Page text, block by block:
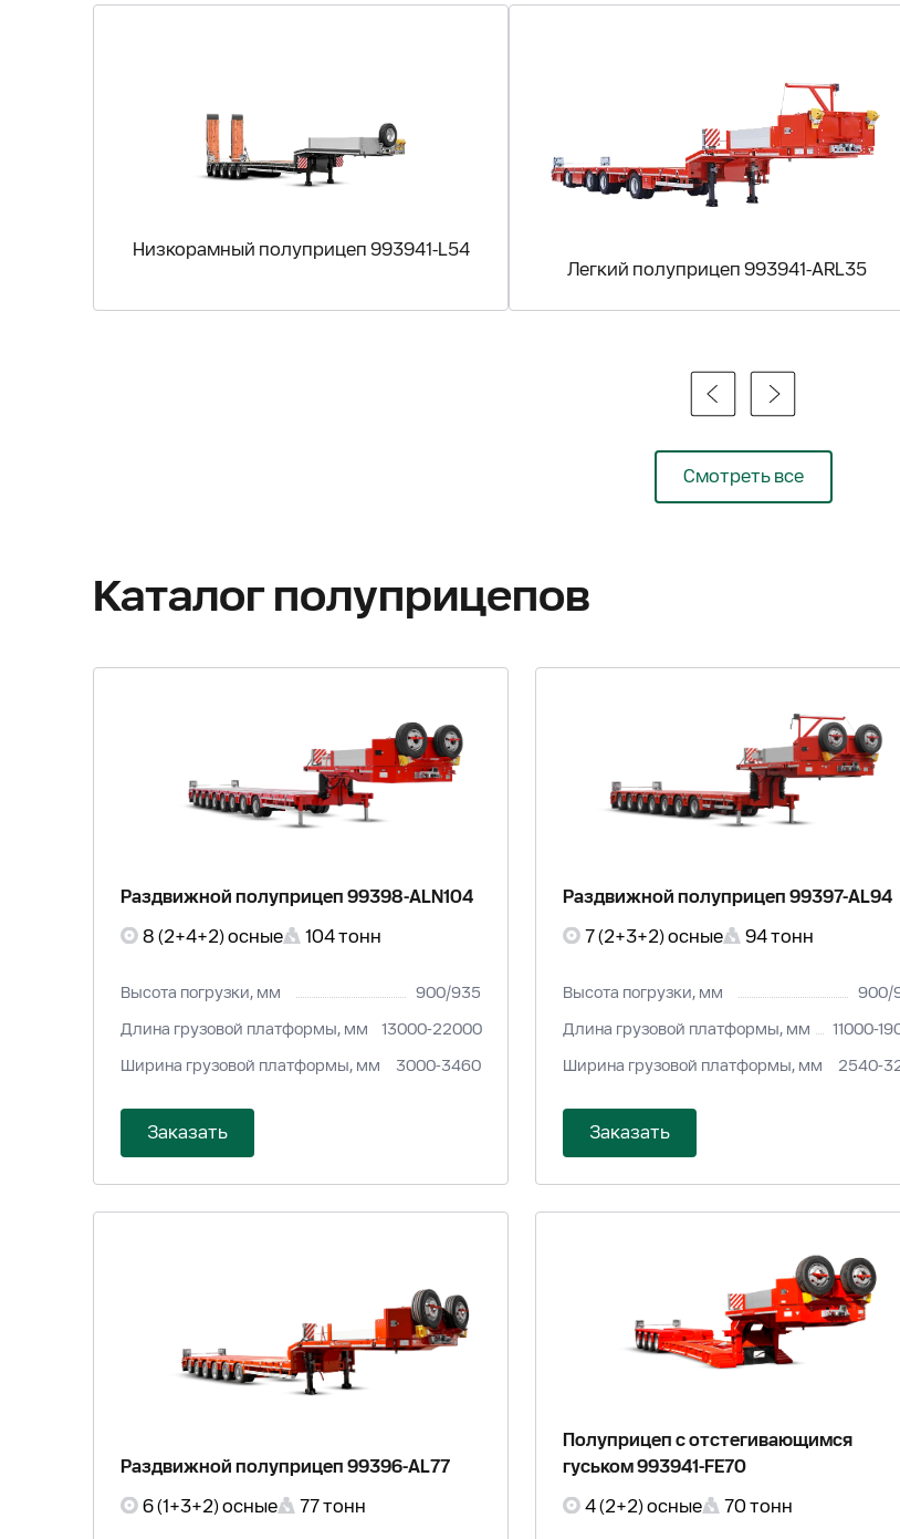
Низкорамный полуприцеп 993941-L54
Легкий полуприцеп 993941-ARL35
Смотреть все
Каталог полуприцепов
Раздвижной полуприцеп 99398-ALN104
8 (2+4+2) осные
104 тонн
Высота погрузки, мм 900/935
Длина грузовой платформы, мм 13000-22000
Ширина грузовой платформы, мм 3000-3460
Заказать
Раздвижной полуприцеп 99397-AL94
7 (2+3+2) осные
94 тонн
Высота погрузки, мм 900/
Длина грузовой платформы, мм 11000-
Ширина грузовой платформы, мм 2540-
Заказать
Раздвижной полуприцеп 99396-AL77
6 (1+3+2) осные
77 тонн
Полуприцеп с отстегивающимся
гуськом 993941-FE70
4 (2+2) осные
70 тонн